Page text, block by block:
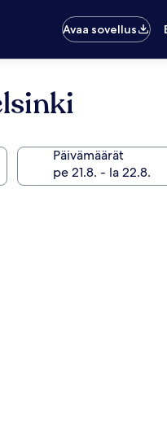
Avaa sovellus
Päivämäärät